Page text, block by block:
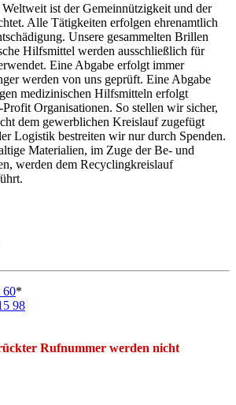
ist der Gemeinnützigkeit und der
Alle Tätigkeiten erfolgen ehrenamtlich
Unsere gesammelten Brillen
Hilfsmittel werden ausschließlich für
Eine Abgabe erfolgt immer
werden von uns geprüft. Eine Abgabe
medizinischen Hilfsmitteln erfolgt
Organisationen. So stellen wir sicher,
dem gewerblichen Kreislauf zugefügt
Logistik bestreiten wir nur durch Spenden.
Materialien, im Zuge der Be- und
werden dem Recyclingkreislauf
60*
98
Rufnummer werden nicht